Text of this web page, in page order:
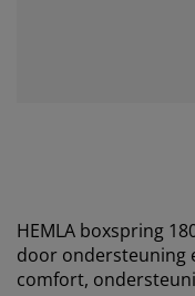
HEMLA boxspring
door ondersteuning
comfort,